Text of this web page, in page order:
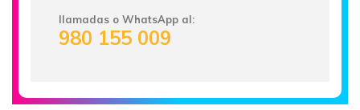
llamadas o WhatsApp al:
980 155 009